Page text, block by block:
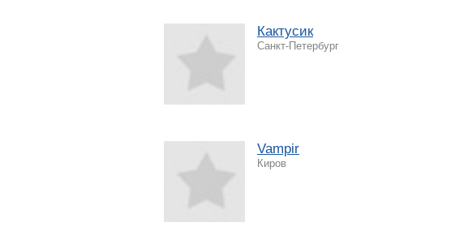
Кактусик
Санкт-Петербург
Vampir
Киров